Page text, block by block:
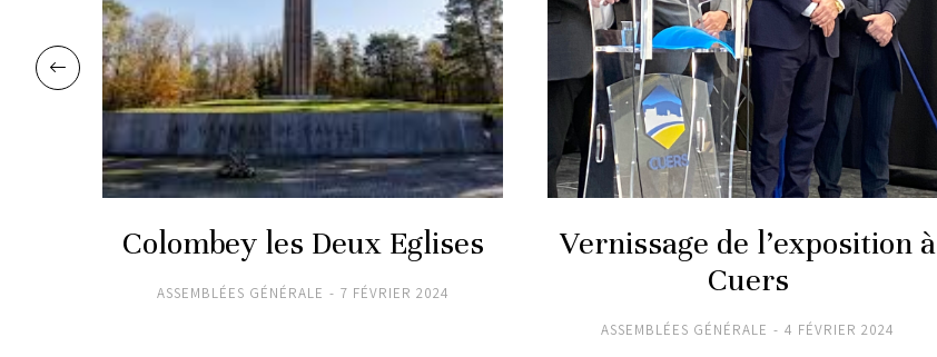
Colombey les Deux Eglises
ASSEMBLÉES GÉNÉRALE 7 FÉVRIER 2024
Vernissage de l’exposition à
Cuers
ASSEMBLÉES GÉNÉRALE 4 FÉVRIER 2024